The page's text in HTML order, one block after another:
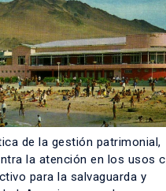
de la gestión patrimonial,
la atención en los usos
para la salvaguarda y